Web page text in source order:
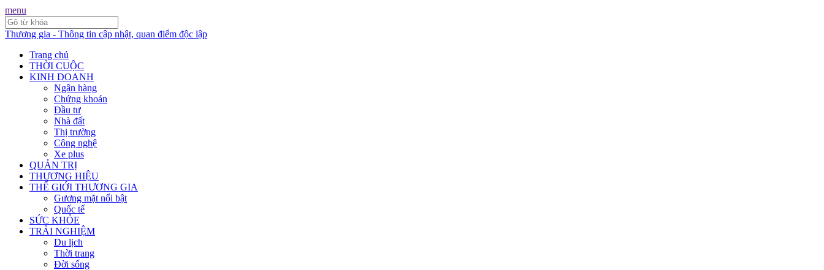
menu
Thương gia - Thông tin cập nhật, quan điểm độc lập
Trang chủ
THỜI CUỘC
KINH DOANH
Ngân hàng
Chứng khoán
Đầu tư
Nhà đất
Thị trường
Công nghệ
Xe plus
QUẢN TRỊ
THƯƠNG HIỆU
THẾ GIỚI THƯƠNG GIA
Gương mặt nổi bật
Quốc tế
SỨC KHỎE
TRẢI NGHIỆM
Du lịch
Thời trang
Đời sống